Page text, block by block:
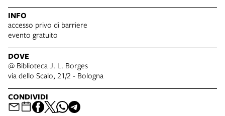
INFO
accesso privo di barriere
evento gratuito
DOVE
@ Biblioteca J. L. Borges
via dello Scalo, 21/2 - Bologna
CONDIVIDI